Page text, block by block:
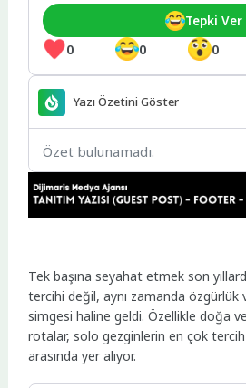
0 0 0
Tepki Ver
Yazı Özetini Göster
Özet bulunamadı.
Tek başına seyahat etmek son
tercihi değil, aynı zamanda özgürlük
simgesi haline geldi. Özellikle doğa
rotalar, solo gezginlerin en çok
arasında yer alıyor.